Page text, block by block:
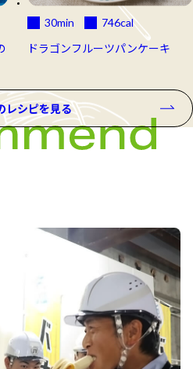
30min 746cal
ドラゴンフルーツパンケーキ
レシピを見る